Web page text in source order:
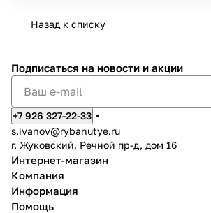
Назад к списку
Подписаться на новости и акции
+7 926 327-22-33
s.ivanov@rybanutye.ru
г. Жуковский, Речной пр-д, дом 16
Интернет-магазин
Компания
Информация
Помощь